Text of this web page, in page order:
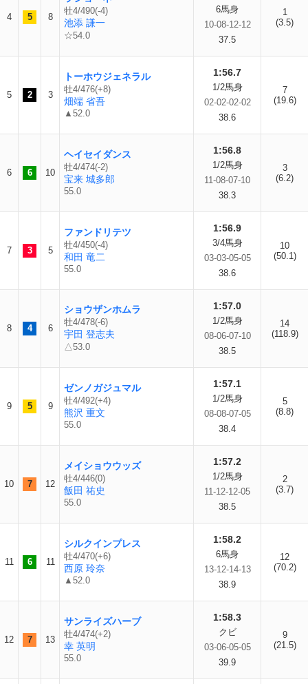
4 5 8
牡4/490(-4)
池添 謙一
☆54.0
6馬身
10-08-12-12
37.5
1
(3.5)
5 2 3
トーホウジェネラル
牡4/476(+8)
畑端 省吾
▲52.0
1:56.7
1/2馬身
02-02-02-02
38.6
7
(19.6)
6 6 10
ヘイセイダンス
牡4/474(-2)
宝来 城多郎
55.0
1:56.8
1/2馬身
11-08-07-10
38.3
3
(6.2)
7 3 5
ファンドリテツ
牡4/450(-4)
和田 竜二
55.0
1:56.9
3/4馬身
03-03-05-05
38.6
10
(50.1)
8 4 6
ショウザンホムラ
牡4/478(-6)
宇田 登志夫
△53.0
1:57.0
1/2馬身
08-06-07-10
38.5
14
(118.9)
9 5 9
ゼンノガジュマル
牡4/492(+4)
熊沢 重文
55.0
1:57.1
1/2馬身
08-08-07-05
38.4
5
(8.8)
10 7 12
メイショウウッズ
牡4/446(0)
飯田 祐史
55.0
1:57.2
1/2馬身
11-12-12-05
38.5
2
(3.7)
11 6 11
シルクインプレス
牡4/470(+6)
西原 玲奈
▲52.0
1:58.2
6馬身
13-12-14-13
38.9
12
(70.2)
12 7 13
サンライズハーブ
牡4/474(+2)
幸 英明
55.0
1:58.3
クビ
03-06-05-05
39.9
9
(21.5)